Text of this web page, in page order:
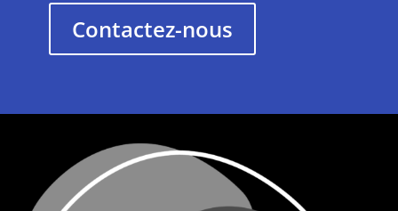
Contactez-nous